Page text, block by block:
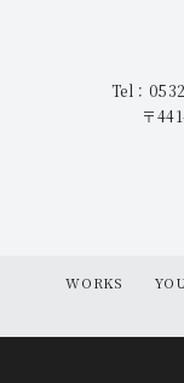
Tel：
〒
WORKS